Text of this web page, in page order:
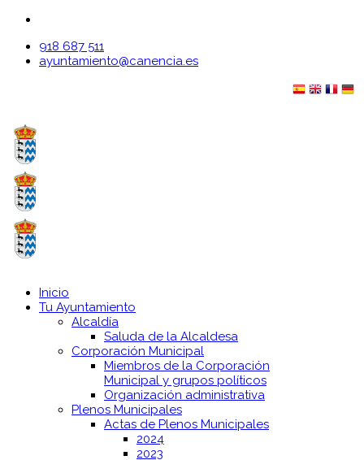
918 687 511
ayuntamiento@canencia.es
Inicio
Tu Ayuntamiento
Alcaldía
Saluda de la Alcaldesa
Corporación Municipal
Miembros de la Corporación
Municipal y grupos políticos
Organización administrativa
Plenos Municipales
Actas de Plenos Municipales
2024
2023